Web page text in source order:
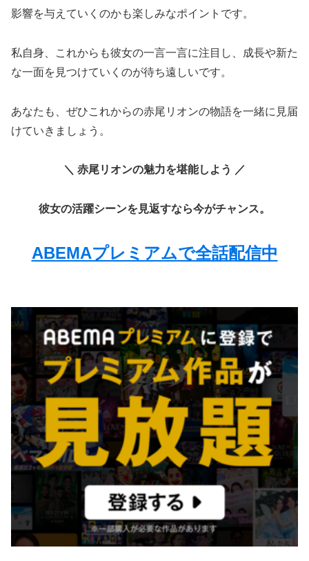
影響を与えていくのかも楽しみなポイントです。
私自身、これからも彼女の一言一言に注目し、成長や新た
な一面を見つけていくのが待ち遠しいです。
あなたも、ぜひこれからの赤尾リオンの物語を一緒に見届
けていきましょう。
＼ 赤尾リオンの魅力を堪能しよう ／
彼女の活躍シーンを見返すなら今がチャンス。
ABEMAプレミアムで全話配信中